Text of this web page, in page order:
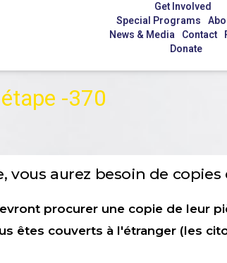
Get Involved
Special Programs
News & Media Contact
Donate
-370
aurez besoin de
procurer une copie de leur
êtes couverts à l'étranger (les